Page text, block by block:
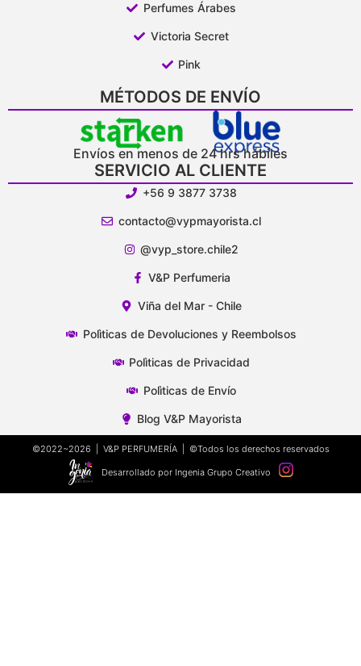
Perfumes Árabes
Victoria Secret
Pink
MÉTODOS DE ENVÍO
Envíos en menos de 24 hrs hábiles
SERVICIO AL CLIENTE
+56 9 3877 3738
contacto@vypmayorista.cl
@vyp_store.chile2
V&P Perfumeria
Viña del Mar - Chile
Polìticas de Devoluciones y Reembolsos
Polìticas de Privacidad
Polìticas de Envío
Blog V&P Mayorista
©2022~2026 | V&P PERFUMERÍA | ©Todos los derechos reservados
Desarrollado por Ingenia Grupo Creativo